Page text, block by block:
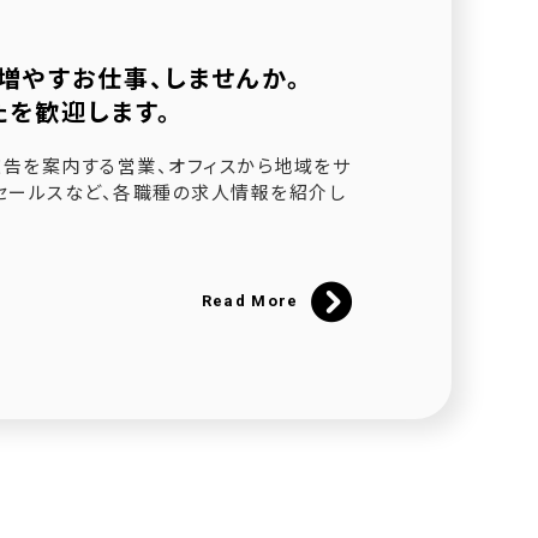
した
た
すお仕事、しませんか。
歓迎します。
を案内する営業、オフィスから地域をサ
ールスなど、各職種の求人情報を紹介し
Read More